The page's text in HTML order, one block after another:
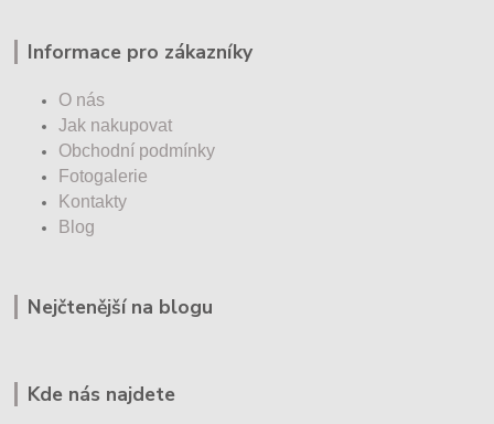
Informace pro zákazníky
O nás
Jak nakupovat
Obchodní podmínky
Fotogalerie
Kontakty
Blog
Nejčtenější na blogu
Kde nás najdete